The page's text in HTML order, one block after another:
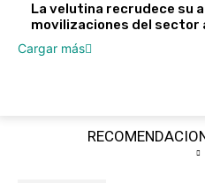
La velutina recrudece su
movilizaciones del sector
Cargar más